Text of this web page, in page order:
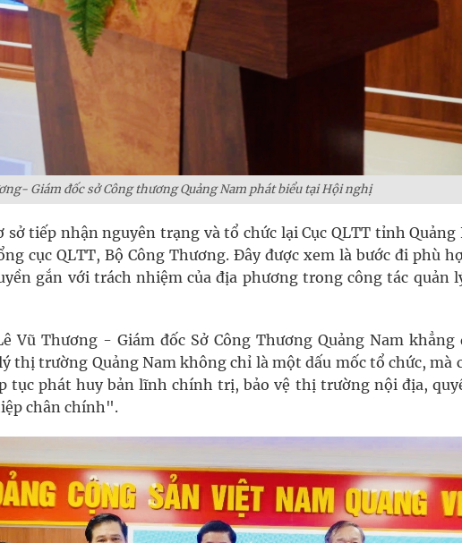
Giám đốc sở Công thương Quảng Nam phát biểu tại Hội nghị
sở tiếp nhận nguyên trạng và tổ chức lại Cục QLTT tỉnh Quảng
cục QLTT, Bộ Công Thương. Đây được xem là bước đi phù
gắn với trách nhiệm của địa phương trong công tác quản
Vũ Thương - Giám đốc Sở Công Thương Quảng Nam khẳng
thị trường Quảng Nam không chỉ là một dấu mốc tổ chức, mà
tục phát huy bản lĩnh chính trị, bảo vệ thị trường nội địa,
chân chính".